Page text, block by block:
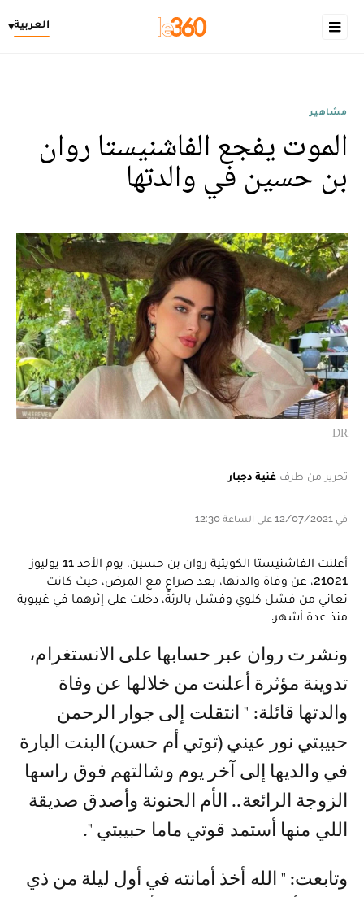
العربية▾
مشاهير
الموت يفجع الفاشنيستا روان
بن حسين في والدتها
DR
تحرير من طرف غنية دجبار
في 12/07/2021 على الساعة 12:30
أعلنت الفاشنيستا الكويتية روان بن حسين، يوم الأحد 11 يوليوز
21021، عن وفاة والدتها، بعد صراعٍ مع المرض، حيث كانت
تعاني من فشل كلوي وفشل بالرئة، دخلت على إثرهما في غيبوبة
منذ عدة أشهر.
ونشرت روان عبر حسابها على الانستغرام،
تدوينة مؤثرة أعلنت من خلالها عن وفاة
والدتها قائلة: " انتقلت إلى جوار الرحمن
حبيبتي نور عيني (توتي أم حسن) البنت البارة
في والديها إلى آخر يوم وشالتهم فوق راسها
الزوجة الرائعة.. الأم الحنونة وأصدق صديقة
اللي منها أستمد قوتي ماما حبيبتي ".
وتابعت: " الله أخذ أمانته في أول ليلة من ذي